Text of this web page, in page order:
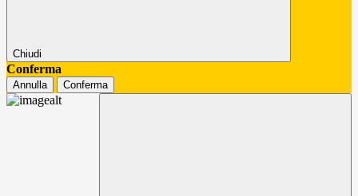
Chiudi
Conferma
Annulla Conferma